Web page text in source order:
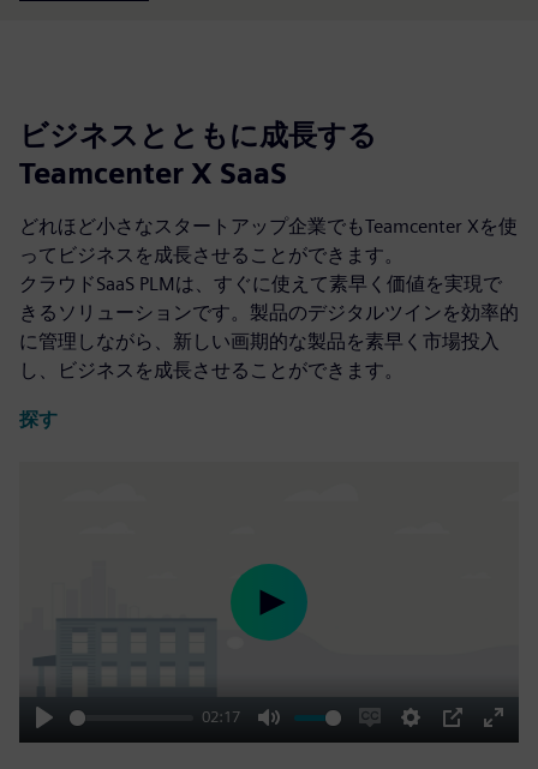
ビジネスとともに成長する
Teamcenter X SaaS
どれほど小さなスタートアップ企業でもTeamcenter Xを使
ってビジネスを成長させることができます。
クラウドSaaS PLMは、すぐに使えて素早く価値を実現で
きるソリューションです。製品のデジタルツインを効率的
に管理しながら、新しい画期的な製品を素早く市場投入
し、ビジネスを成長させることができます。
探す
Play
02:17
Mute
EnableSettings
PIP
Enter
Play